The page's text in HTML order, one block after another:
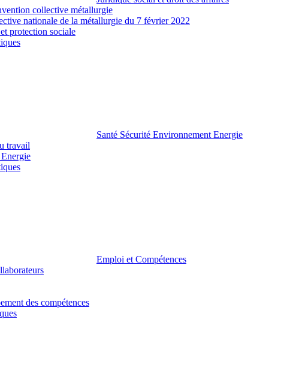
collective métallurgie
nationale de la métallurgie du 7 février 2022
protection sociale
Santé Sécurité Environnement Energie
travail
Emploi et Compétences
des compétences